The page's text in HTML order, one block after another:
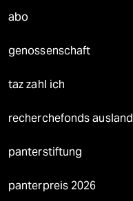
abo
genossenschaft
taz zahl ich
recherchefonds ausland
panterstiftung
panterpreis 2026